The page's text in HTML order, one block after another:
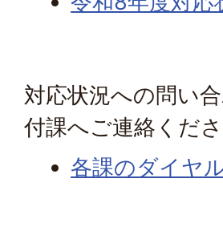
対応状況への問い
付課へご連絡くださ
各課のダイヤ